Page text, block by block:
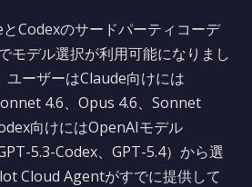
Codexのサードパーティコーデ
モデル選択が利用可能になりまし
ユーザーはClaude向けには
4.6、Opus 4.6、Sonnet
向けにはOpenAIモデル
5.3-Codex、GPT-5.4）から選
Cloud Agentがすでに提供して